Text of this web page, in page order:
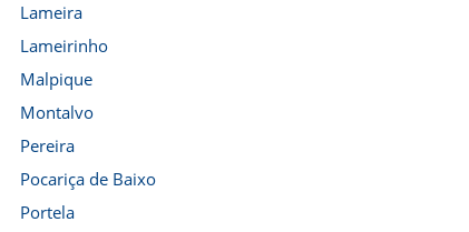
Lameira
Lameirinho
Malpique
Montalvo
Pereira
Pocariça de Baixo
Portela